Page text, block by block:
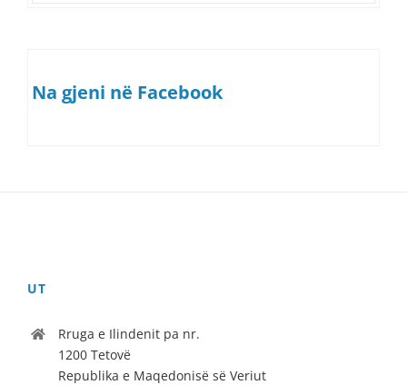
Na gjeni në Facebook
UT
Rruga e Ilindenit pa nr.
1200 Tetovë
Republika e Maqedonisë së Veriut